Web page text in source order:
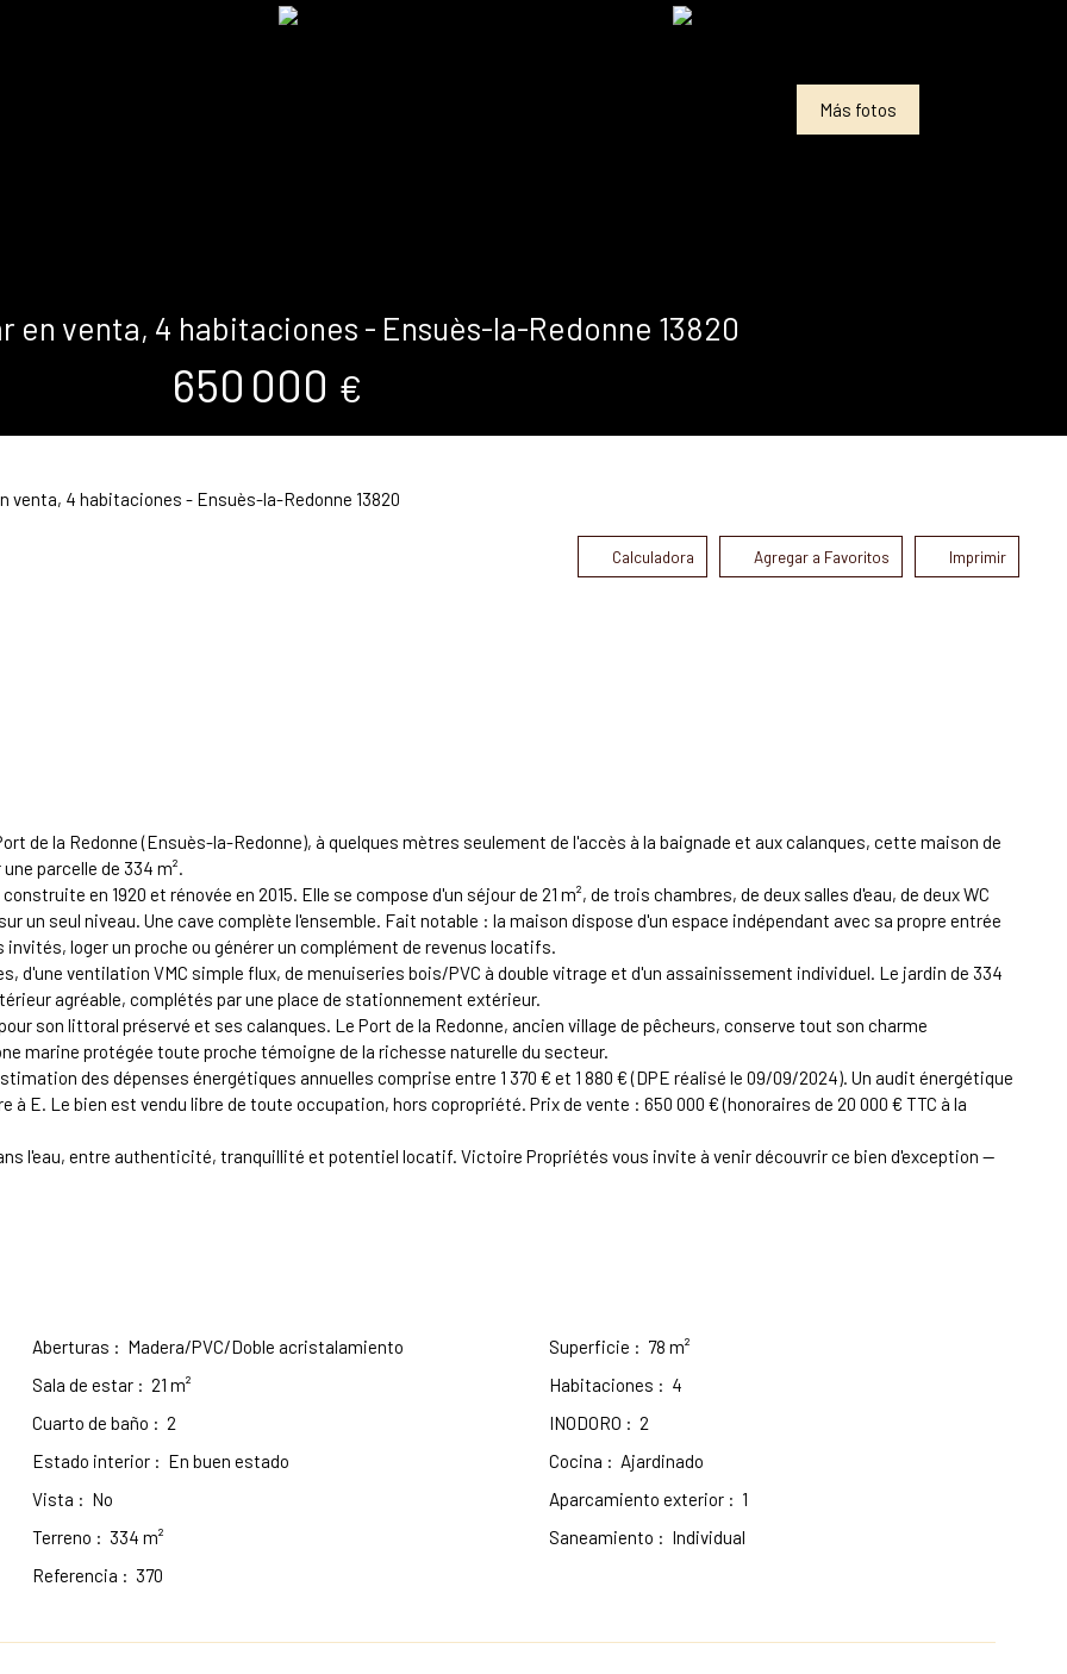
Más fotos
en venta, 4 habitaciones - Ensuès-la-Redonne 13820
650 000 €
venta, 4 habitaciones - Ensuès-la-Redonne 13820
Calculadora Agregar a Favoritos Imprimir
de la Redonne (Ensuès-la-Redonne), à quelques mètres seulement de l'accès à la baignade et aux calanques, cette maison de
parcelle de 334 m².
en 1920 et rénovée en 2015. Elle se compose d'un séjour de 21 m², de trois chambres, de deux salles d'eau, de deux WC
un seul niveau. Une cave complète l'ensemble. Fait notable : la maison dispose d'un espace indépendant avec sa propre entrée
loger un proche ou générer un complément de revenus locatifs.
d'une ventilation VMC simple flux, de menuiseries bois/PVC à double vitrage et d'un assainissement individuel. Le jardin de 334
agréable, complétés par une place de stationnement extérieur.
son littoral préservé et ses calanques. Le Port de la Redonne, ancien village de pêcheurs, conserve tout son charme
marine protégée toute proche témoigne de la richesse naturelle du secteur.
estimation des dépenses énergétiques annuelles comprise entre 1 370 € et 1 880 € (DPE réalisé le 09/09/2024). Un audit énergétique
E. Le bien est vendu libre de toute occupation, hors copropriété. Prix de vente : 650 000 € (honoraires de 20 000 € TTC à la
l'eau, entre authenticité, tranquillité et potentiel locatif. Victoire Propriétés vous invite à venir découvrir ce bien d'exception —
Aberturas : Madera/PVC/Doble acristalamiento Superficie : 78m²
Sala de estar: 21 m² Habitaciones : 4
Cuarto de baño : 2 INODORO : 2
Estado interior: En buen estado Cocina : Ajardinado
Vista : No Aparcamiento exterior : 1
Terreno : 334 m² Saneamiento : Individual
Referencia : 370